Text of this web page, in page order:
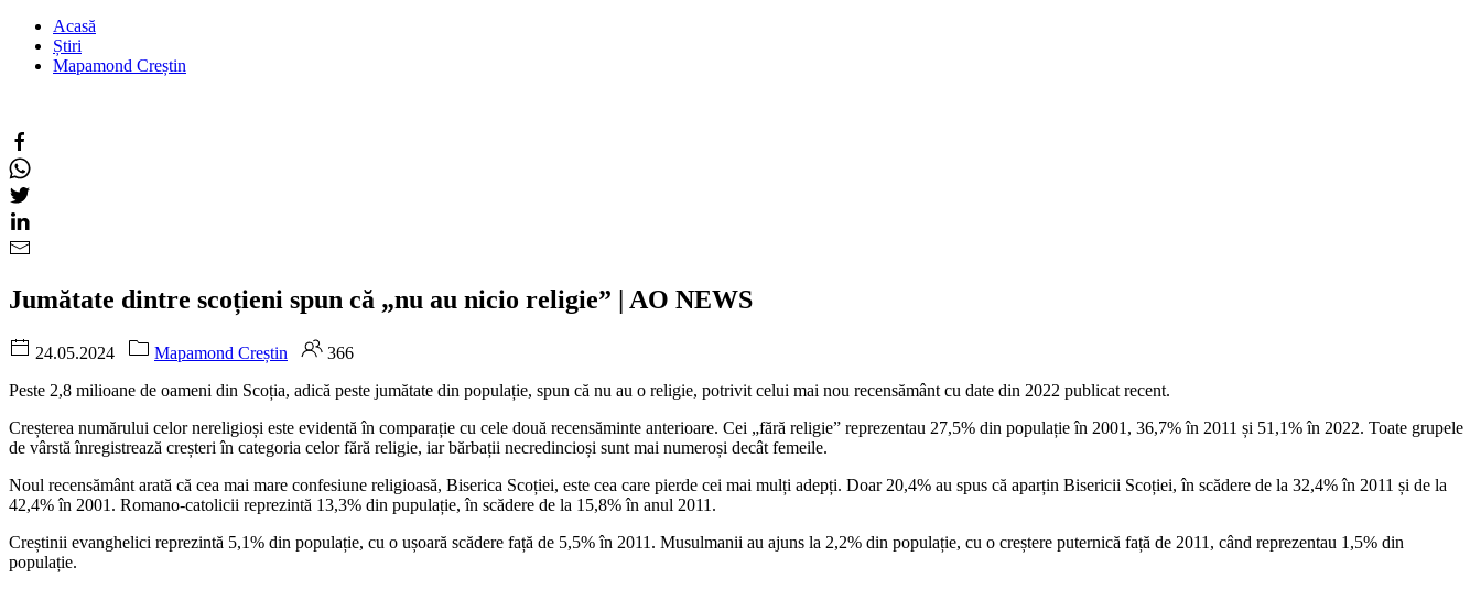
Acasă
Știri
Mapamond Creștin
Jumătate dintre scoțieni spun că „nu au nicio religie” | AO NEWS
24.05.2024 Mapamond Creștin
366
Peste 2,8 milioane de oameni din Scoția, adică peste jumătate din populație, spun că nu au o religie, potrivit celui mai nou recensământ cu date din 2022 publicat recent.
Creșterea numărului celor nereligioși este evidentă în comparație cu cele două recensăminte anterioare. Cei „fără religie” reprezentau 27,5% din populație în 2001, 36,7% în 2011 și 51,1% în 2022. Toate grupele
de vârstă înregistrează creșteri în categoria celor fără religie, iar bărbații necredincioși sunt mai numeroși decât femeile.
Noul recensământ arată că cea mai mare confesiune religioasă, Biserica Scoției, este cea care pierde cei mai mulți adepți. Doar 20,4% au spus că aparțin Bisericii Scoției, în scădere de la 32,4% în 2011 și de la
42,4% în 2001. Romano-catolicii reprezintă 13,3% din pupulație, în scădere de la 15,8% în anul 2011.
Creștinii evanghelici reprezintă 5,1% din populație, cu o ușoară scădere față de 5,5% în 2011. Musulmanii au ajuns la 2,2% din populație, cu o creștere puternică față de 2011, când reprezentau 1,5% din
populație.